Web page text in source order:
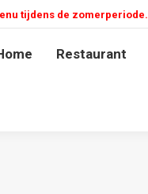
tijdens de zomerperiode.
Restaurant